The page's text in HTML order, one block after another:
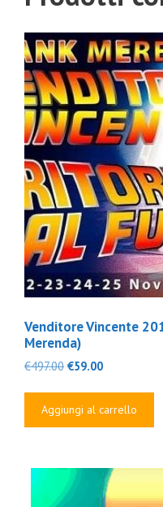
Venditore Vincente
Merenda)
€497.00 Il
era:
€59.00Il
è:
Aggiungi al carrello